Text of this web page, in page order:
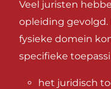
Veel juristen
opleiding
fysieke domein
specifieke
het juridisch